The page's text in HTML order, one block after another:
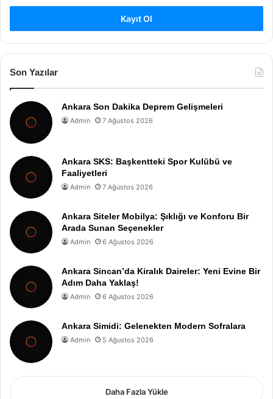
Kayıt Ol
Son Yazılar
Ankara Son Dakika Deprem Gelişmeleri
Admin 7 Ağustos 2026
Ankara SKS: Başkentteki Spor Kulübü ve
Faaliyetleri
Admin 7 Ağustos 2026
Ankara Siteler Mobilya: Şıklığı ve Konforu Bir
Arada Sunan Seçenekler
Admin 6 Ağustos 2026
Ankara Sincan’da Kiralık Daireler: Yeni Evine Bir
Adım Daha Yaklaş!
Admin 6 Ağustos 2026
Ankara Simidi: Gelenekten Modern Sofralara
Admin 5 Ağustos 2026
Daha Fazla Yükle